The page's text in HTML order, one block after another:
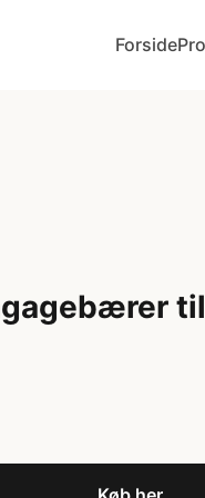
Forside